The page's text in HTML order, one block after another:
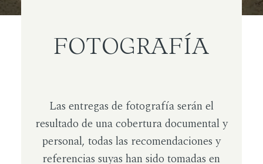
FOTOGRAFÍA
Las entregas de fotografía serán el
resultado de una cobertura documental y
personal, todas las recomendaciones y
referencias suyas han sido tomadas en